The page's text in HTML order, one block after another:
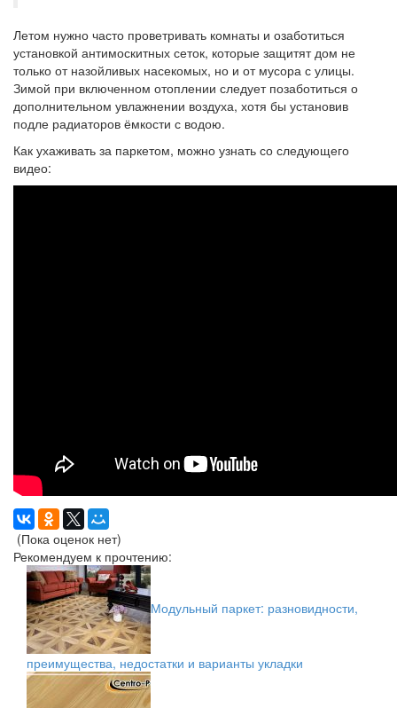
Летом нужно часто проветривать комнаты и озаботиться
установкой антимоскитных сеток, которые защитят дом не
только от назойливых насекомых, но и от мусора с улицы.
Зимой при включенном отоплении следует позаботиться о
дополнительном увлажнении воздуха, хотя бы установив
подле радиаторов ёмкости с водою.
Как ухаживать за паркетом, можно узнать со следующего
видео:
(Пока оценок нет)
Рекомендуем к прочтению:
Модульный паркет: разновидности,
преимущества, недостатки и варианты укладки